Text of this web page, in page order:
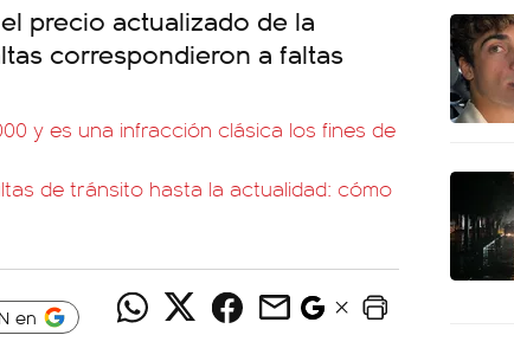
precio actualizado de la
correspondieron a faltas
y es una infracción clásica los fines de
de tránsito hasta la actualidad: cómo
en